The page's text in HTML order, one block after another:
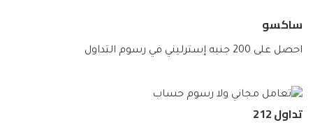
ساكسو
احصل على 200 جنيه إسترليني في رسوم التداول
تداول 212